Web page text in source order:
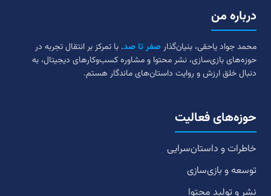
درباره من
محمد جواد یاحقی، بنیان‌گذارصفر تا صد. با تمرکز بر انتقال تجربه در
حوزه‌های بازی‌سازی، نشر محتوا و مشاوره کسب‌وکارهای دیجیتال، به
دنبال خلق ارزش و روایت داستان‌های ماندگار هستم.
حوزه‌های فعالیت
خاطرات و داستان‌سرایی
توسعه و بازی‌سازی
نشر و تولید محتوا